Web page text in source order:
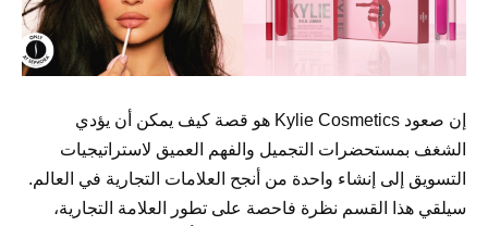
إن صعود Kylie Cosmetics هو قصة كيف يمكن أن يؤدي
الشغف بمستحضرات التجميل والفهم العميق لاستراتيجيات
التسويق إلى إنشاء واحدة من أنجح العلامات التجارية في العالم.
سيلقي هذا القسم نظرة فاحصة على تطور العلامة التجارية،